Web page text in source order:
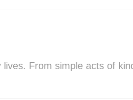
From simple acts of